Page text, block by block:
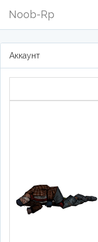
Noob-Rp
Аккаунт